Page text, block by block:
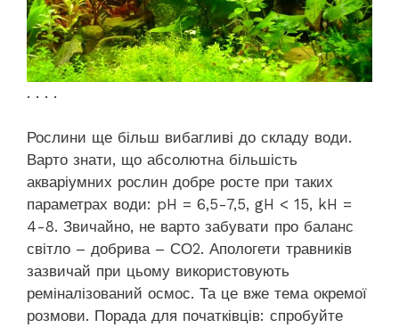
. . . .
Рослини ще більш вибагливі до складу води.
Варто знати, що абсолютна більшість
акваріумних рослин добре росте при таких
параметрах води: pH = 6,5-7,5, gH < 15, kH =
4-8. Звичайно, не варто забувати про баланс
світло – добрива – СО2. Апологети травників
зазвичай при цьому використовують
реміналізований осмос. Та це вже тема окремої
розмови. Порада для початківців: спробуйте